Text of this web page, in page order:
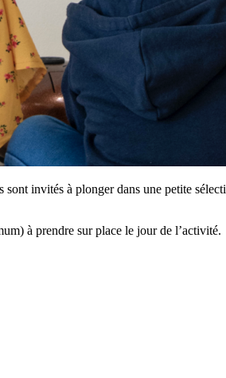
invités à plonger dans une petite
à prendre sur place le jour de l’activité.